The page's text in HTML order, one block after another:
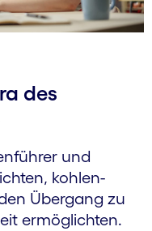
des
und
kohlen­
Übergang zu
ermöglichten.